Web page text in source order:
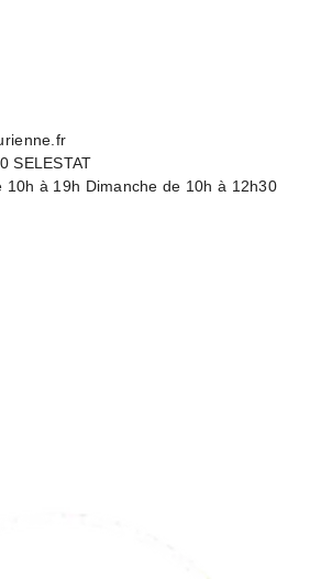
SELESTAT
10h à 19h Dimanche de 10h à 12h30